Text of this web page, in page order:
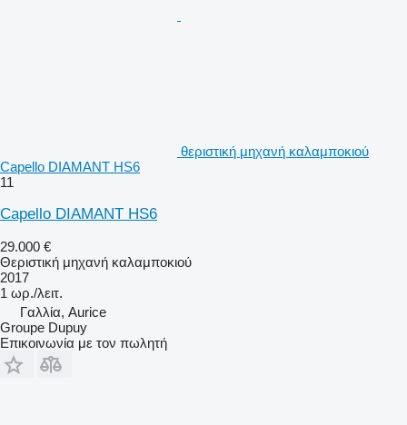
θεριστική μηχανή καλαμποκιού
Capello DIAMANT HS6
11
Capello DIAMANT HS6
29.000 €
Θεριστική μηχανή καλαμποκιού
2017
1 ωρ./λειτ.
Γαλλία, Aurice
Groupe Dupuy
Επικοινωνία με τον πωλητή